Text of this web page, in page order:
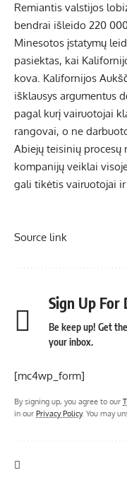
Remiantis valstijos
bendrai išleido 220
Minesotos įstatymų
pasiektas, kai
kova. Kalifornijos
išklausys argumentus
pagal kurį vairuotojai
rangovai, o ne
Abiejų teisinių procesų
kompanijų veiklai
gali tikėtis vairuotojai
Source link
Sign Up
Be keep up! Get
your inbox.
[mc4wp_form]
By signing up, you agree to our
in our Privacy Policy. You may